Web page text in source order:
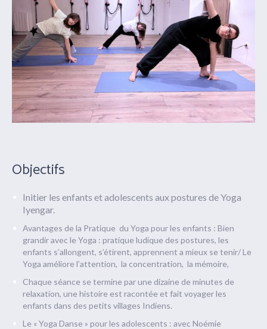
Objectifs
Initier les enfants et adolescents aux postures de Yoga
Iyengar.
Avantages de la Pratique du Yoga pour les enfants : Bien
grandir avec le Yoga : pratique ludique des postures, les
enfants s’allongent, s’étirent, apprennent a mieux se tenir/ Le
Yoga améliore l’attention, la concentration, la mémoire,
Chaque séance se termine par une dizaine de minutes de
relaxation, une histoire est racontée et fait voyager les
enfants dans des petits villages Indiens.
Le « Yoga Danse » pour les adolescents : avec Noémie